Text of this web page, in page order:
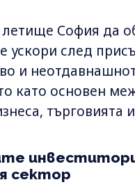
София да
ускори след
и
като основен
търговията
сектор